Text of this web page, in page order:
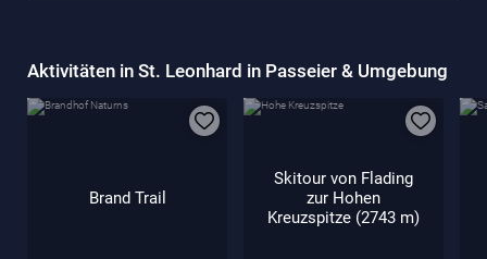
Aktivitäten in St. Leonhard in Passeier & Umgebung
Brand Trail
Skitour von Flading
zur Hohen
Kreuzspitze (2743 m)